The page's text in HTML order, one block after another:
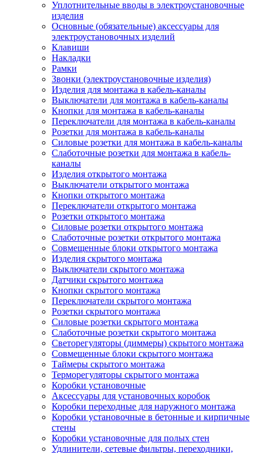
Уплотнительные вводы в электроустановочные
изделия
Основные (обязательные) аксессуары для
электроустановочных изделий
Клавиши
Накладки
Рамки
Звонки (электроустановочные изделия)
Изделия для монтажа в кабель-каналы
Выключатели для монтажа в кабель-каналы
Кнопки для монтажа в кабель-каналы
Переключатели для монтажа в кабель-каналы
Розетки для монтажа в кабель-каналы
Силовые розетки для монтажа в кабель-каналы
Слаботочные розетки для монтажа в кабель-
каналы
Изделия открытого монтажа
Выключатели открытого монтажа
Кнопки открытого монтажа
Переключатели открытого монтажа
Розетки открытого монтажа
Силовые розетки открытого монтажа
Слаботочные розетки открытого монтажа
Совмещенные блоки открытого монтажа
Изделия скрытого монтажа
Выключатели скрытого монтажа
Датчики скрытого монтажа
Кнопки скрытого монтажа
Переключатели скрытого монтажа
Розетки скрытого монтажа
Силовые розетки скрытого монтажа
Слаботочные розетки скрытого монтажа
Светорегуляторы (диммеры) скрытого монтажа
Совмещенные блоки скрытого монтажа
Таймеры скрытого монтажа
Терморегуляторы скрытого монтажа
Коробки установочные
Аксессуары для установочных коробок
Коробки переходные для наружного монтажа
Коробки установочные в бетонные и кирпичные
стены
Коробки установочные для полых стен
Удлинители, сетевые фильтры, переходники,